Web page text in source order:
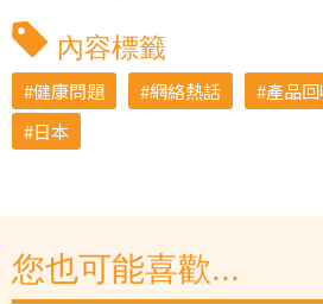
內容標籤
健康問題 網絡熱話 產品
日本
您也可能喜歡...